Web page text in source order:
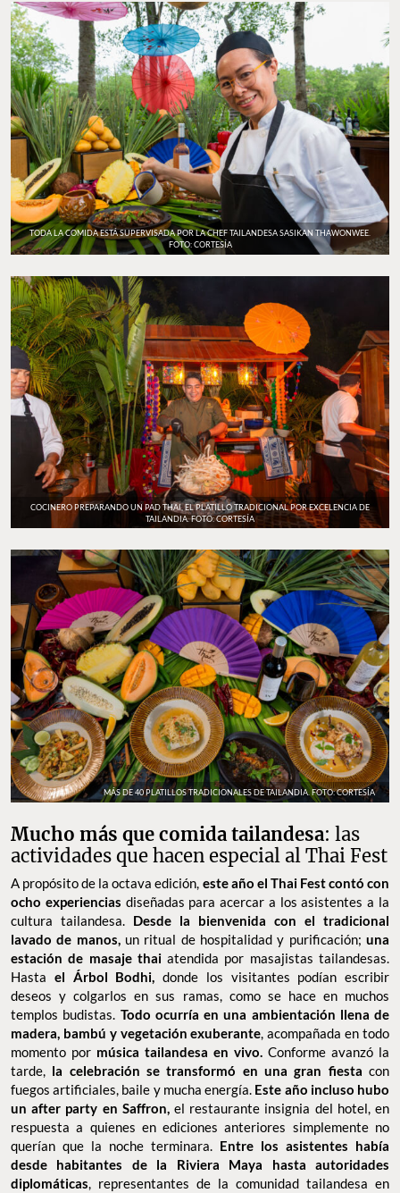
TODA LA COMIDA ESTÁ SUPERVISADA POR LA CHEF TAILANDESA SASIKAN THAWONWEE.
FOTO: CORTESÍA
COCINERO PREPARANDO UN PAD THAI, EL PLATILLO TRADICIONAL POR EXCELENCIA DE
TAILANDIA. FOTO: CORTESÍA
MÁS DE 40 PLATILLOS TRADICIONALES DE TAILANDIA. FOTO: CORTESÍA
Mucho más que comida tailandesa: las
actividades que hacen especial al Thai Fest
A propósito de la octava edición, este año el Thai Fest contó con
ocho experiencias diseñadas para acercar a los asistentes a la
cultura tailandesa. Desde la bienvenida con el tradicional
lavado de manos,un ritual de hospitalidad y purificación;una
estación de masaje thaiatendida por masajistas tailandesas.
Hasta el Árbol Bodhi, donde los visitantes podían escribir
deseos y colgarlos en sus ramas, como se hace en muchos
templos budistas. Todo ocurría en una ambientación llena de
madera, bambú y vegetación exuberante, acompañada en todo
momento por música tailandesa en vivo. Conforme avanzó la
tarde, la celebración se transformó en una gran fiesta con
fuegos artificiales, baile y mucha energía. Este año incluso hubo
un after party en Saffron,el restaurante insignia del hotel, en
respuesta a quienes en ediciones anteriores simplemente no
querían que la noche terminara. Entre los asistentes había
desde habitantes de la Riviera Maya hasta autoridades
diplomáticas, representantes de la comunidad tailandesa en